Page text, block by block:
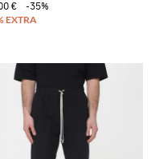
€
-35%